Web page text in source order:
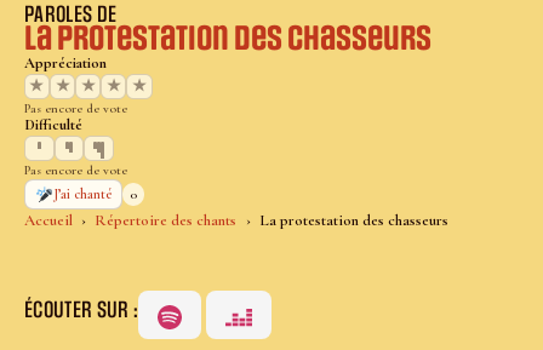
Accueil Répertoire des chants La protestation des chasseurs
PAROLES DE
La protestation des chasseurs
Appréciation
★
★ ★ ★ ★
Pas encore de vote
Difficulté
Pas encore de vote
J’ai chanté
0
ÉCOUTER SUR :